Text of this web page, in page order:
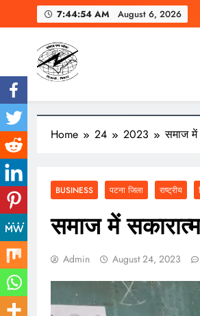
to
7:44:56 AM August 6, 2026
VSK BIHAR
Home 24 2023 समाज में
BUSINESS पटना जिला राष्ट्रीय
समाज में
Admin August 24, 2023